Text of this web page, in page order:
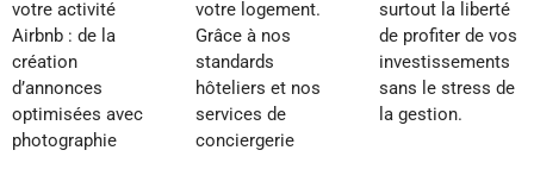
votre activité
Airbnb : de la
création
d’annonces
optimisées avec
photographie
votre logement.
Grâce à nos
standards
hôteliers et nos
services de
conciergerie
surtout la liberté
de profiter de vos
investissements
sans le stress de
la gestion.